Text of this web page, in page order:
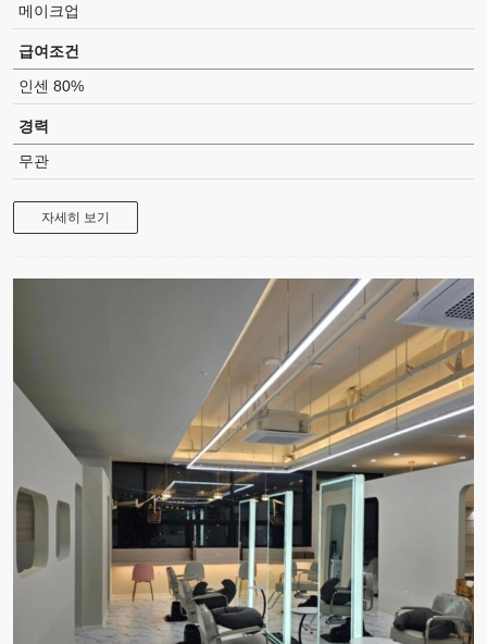
메이크업
급여조건
인센 80%
경력
무관
자세히 보기